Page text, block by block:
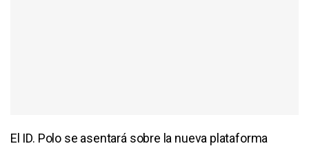
El ID. Polo se asentará sobre la nueva plataforma